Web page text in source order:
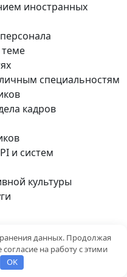
иностранных
специальностям
кадров
и систем
культуры
данных. Продолжая
на работу с этими
OK